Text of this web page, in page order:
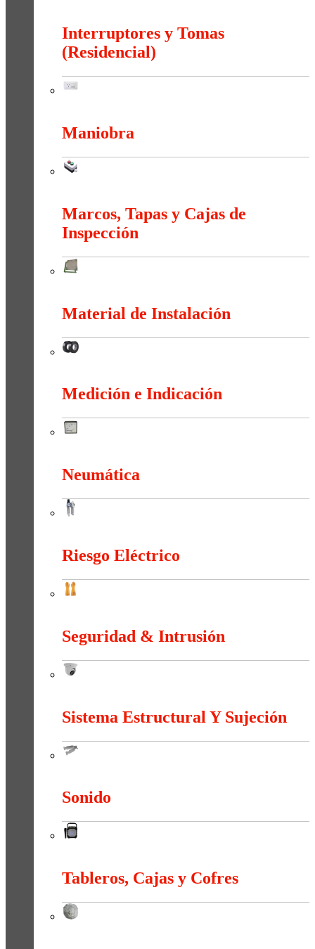
Interruptores y Tomas
(Residencial)
Maniobra
Marcos, Tapas y Cajas de
Inspección
Material de Instalación
Medición e Indicación
Neumática
Riesgo Eléctrico
Seguridad & Intrusión
Sistema Estructural Y Sujeción
Sonido
Tableros, Cajas y Cofres